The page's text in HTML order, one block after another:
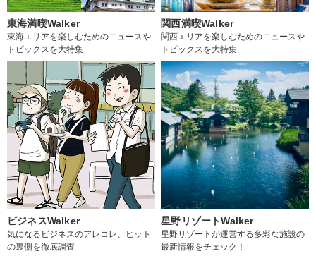
東海満喫Walker
東海エリアを楽しむためのニュースや
トピックスを大特集
関西満喫Walker
関西エリアを楽しむためのニュースや
トピックスを大特集
ビジネスWalker
気になるビジネスのアレコレ、ヒット
の裏側を徹底調査
星野リゾートWalker
星野リゾートが運営する多彩な施設の
最新情報をチェック！